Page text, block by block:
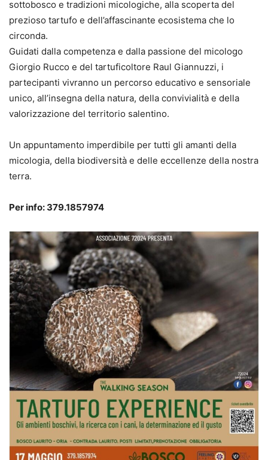
sottobosco e tradizioni micologiche, alla scoperta del
prezioso tartufo e dell’affascinante ecosistema che lo
circonda.
Guidati dalla competenza e dalla passione del micologo
Giorgio Rucco e del tartuficoltore Raul Giannuzzi, i
partecipanti vivranno un percorso educativo e sensoriale
unico, all’insegna della natura, della convivialità e della
valorizzazione del territorio salentino.
Un appuntamento imperdibile per tutti gli amanti della
micologia, della biodiversità e delle eccellenze della nostra
terra.
Per info: 379.1857974